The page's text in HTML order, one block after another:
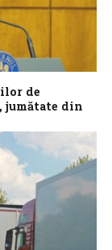
de
jumătate din
va restitui
jumătate